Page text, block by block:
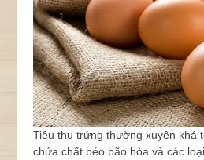
Tiêu thụ trứng thường xuyên khá
chứa chất béo bão hòa và các